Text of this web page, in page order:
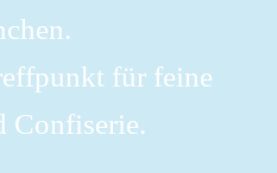
für feine
Confiserie.